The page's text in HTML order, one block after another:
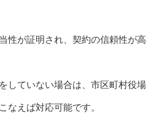
性が証明され、契約の信頼性が高
していない場合は、市区町村役場
なえば対応可能です。